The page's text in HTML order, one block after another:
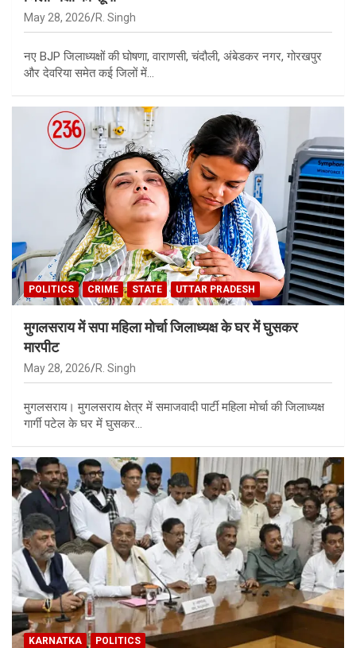
May 28, 2026 R. Singh
नए BJP जिलाध्यक्षों की घोषणा, वाराणसी, चंदौली, अंबेडकर नगर, गोरखपुर
और देवरिया समेत कई जिलों में…
POLITICS CRIME STATE UTTAR PRADESH
मुगलसराय में सपा महिला मोर्चा जिलाध्यक्ष के घर में घुसकर
मारपीट
May 28, 2026 R. Singh
मुगलसराय। मुगलसराय क्षेत्र में समाजवादी पार्टी महिला मोर्चा की जिलाध्यक्ष
गार्गी पटेल के घर में घुसकर…
KARNATKA POLITICS